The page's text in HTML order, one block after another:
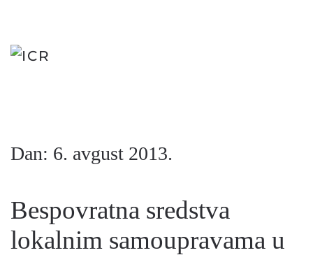
to
main
Dan: 6. avgust 2013.
Bespovratna sredstva
lokalnim samoupravama u